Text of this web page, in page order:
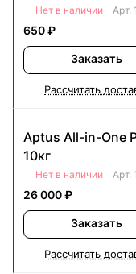
Нет в наличии Арт.
650 ₽
Заказать
Рассчитать
Aptus All-in-One
10кг
Нет в наличии Арт.
26 000 ₽
Заказать
Рассчитать